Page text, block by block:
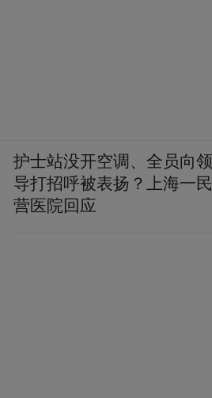
护士站没开空调、全员向领
导打招呼被表扬？上海一民
营医院回应